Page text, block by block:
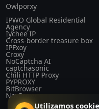
Utilizamos
Owlporxy
IPWO Global Residential
Agency
Iychee IP
Cross-border treasure box
IPFxoy
Croxy
NoCaptcha AI
captchasonic
Chili HTTP Proxy
PYPROXY
BitBrowser
NovProxy